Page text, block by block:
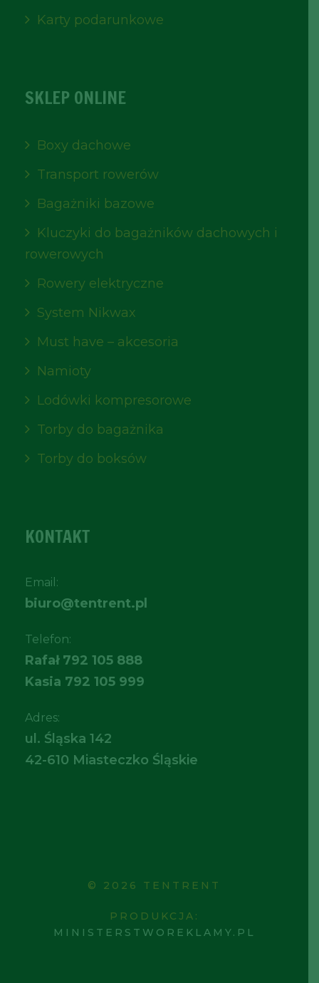
Karty podarunkowe
SKLEP ONLINE
Boxy dachowe
Transport rowerów
Bagażniki bazowe
Kluczyki do bagażników dachowych i
rowerowych
Rowery elektryczne
System Nikwax
Must have – akcesoria
Namioty
Lodówki kompresorowe
Torby do bagażnika
Torby do boksów
KONTAKT
Email:
biuro@tentrent.pl
Telefon:
Rafał 792 105 888
Kasia 792 105 999
Adres:
ul. Śląska 142
42-610 Miasteczko Śląskie
© 2026 TENTRENT
PRODUKCJA:
MINISTERSTWOREKLAMY.PL